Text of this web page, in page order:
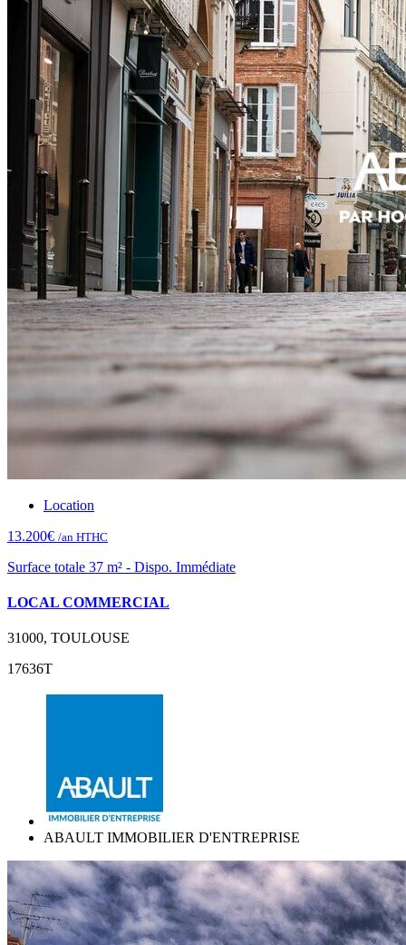
Location
13.200€ /an HTHC
Surface totale 37 m² - Dispo. Immédiate
LOCAL COMMERCIAL
31000, TOULOUSE
17636T
ABAULT IMMOBILIER D'ENTREPRISE